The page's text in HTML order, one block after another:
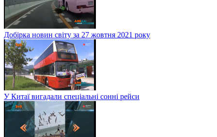
Добірка новин світу за 27 жовтня 2021 року
У Китаї вигадали спеціальні сонні рейси